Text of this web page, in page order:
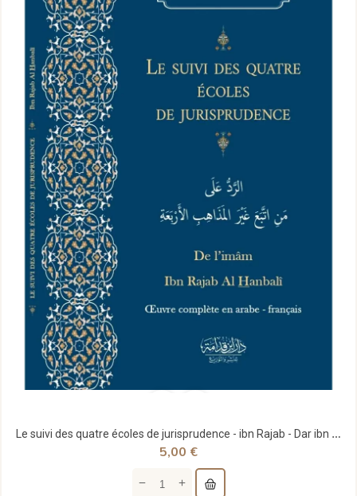
Le suivi des quatre écoles de jurisprudence - ibn Rajab - Dar ibn Qoudamah
5,00 €